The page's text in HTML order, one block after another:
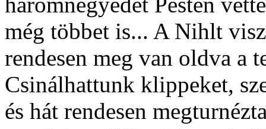
még többet is... A Nihlt
rendesen meg van oldva a
Csinálhattunk klippeket,
és hát rendesen